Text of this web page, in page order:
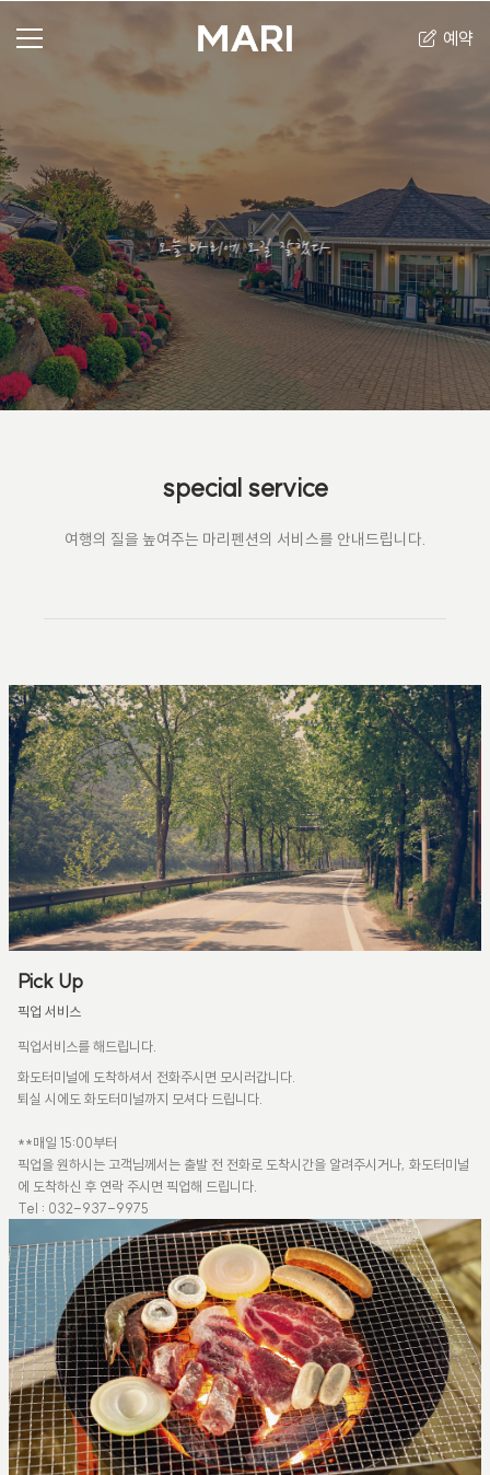
예약
오늘 마리에 오길 잘했다
special service
여행의 질을 높여주는 마리펜션의 서비스를 안내드립니다.
Pick Up
픽업 서비스
픽업서비스를 해드립니다.
화도터미널에 도착하셔서 전화주시면 모시러갑니다.
퇴실 시에도 화도터미널까지 모셔다 드립니다.
**매일 15:00부터
픽업을 원하시는 고객님께서는 출발 전 전화로 도착시간을 알려주시거나, 화도터미널
에 도착하신 후 연락 주시면 픽업해 드립니다.
Tel : 032-937-9975